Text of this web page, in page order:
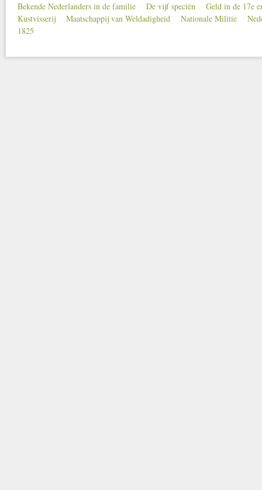
Secondary menu
Bekende Nederlanders in de familie De vijf speciën
Geld in de 17e
Kustvisserij
Maatschappij van Weldadigheid Nationale Militie
1825